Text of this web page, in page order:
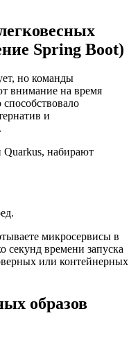
Spring Boot)
но команды
внимание на время
и
набирают
микросервисы в
секунд времени запуска
или контейнерных
образов